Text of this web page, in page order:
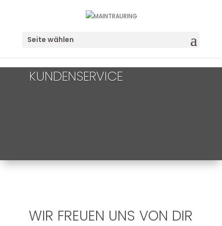
Seite wählen
KUNDENSERVICE
WIR FREUEN UNS VON DIR